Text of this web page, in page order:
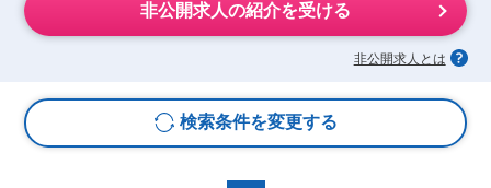
非公開求人の紹介を受ける
非公開求人とは
検索条件を変更する